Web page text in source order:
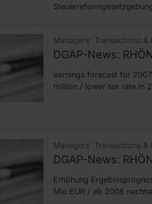
Managers' Transactions &
DGAP-News:
earnings forecast for
million / lower tax rate in
Managers' Transactions &
DGAP-News:
Erhöhung
Mio EUR / ab 2008